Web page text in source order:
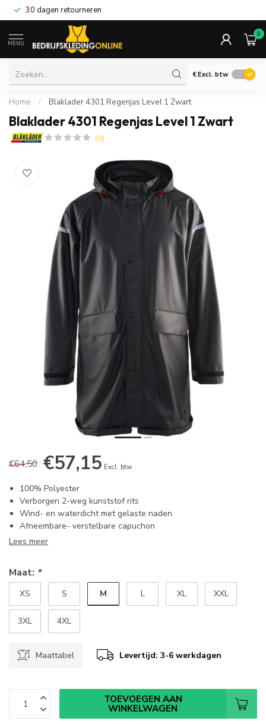
30 dagen retourneren
MENU
0
€Excl. btw
Home / Blaklader 4301 Regenjas Level 1 Zwart
Blaklader 4301 Regenjas Level 1 Zwart
(0)
€64,50 €57,15 Excl. btw
100% Polyester
Verborgen 2-weg kunststof rits
Wind- en waterdicht met gelaste naden
Afneembare- verstelbare capuchon
Lees meer
Maat: *
XS S M L XL XXL
3XL 4XL
Maattabel Levertijd: 3-6 werkdagen
TOEVOEGEN AAN
WINKELWAGEN